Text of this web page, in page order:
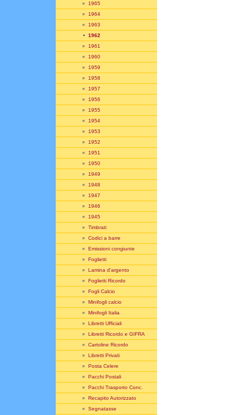
» 1965
» 1964
» 1963
• 1962
» 1961
» 1960
» 1959
» 1958
» 1957
» 1956
» 1955
» 1954
» 1953
» 1952
» 1951
» 1950
» 1949
» 1948
» 1947
» 1946
» 1945
» Timbrati
» Codici a barre
» Emissioni congiunte
» Foglietti
» Lamina d'argento
» Foglietti Ricordo
» Fogli Calcio
» Minifogli calcio
» Minifogli Italia
» Libretti Ufficiali
» Libretti Ricordo e GIFRA
» Cartoline Ricordo
» Libretti Privati
» Posta Celere
» Pacchi Postali
» Pacchi Trasporto Conc.
» Recapito Autorizzato
» Segnatasse